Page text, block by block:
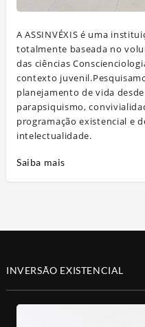
A ASSINVÉXIS é uma
totalmente baseada no
das ciências
contexto
planejamento de vida
parapsiquismo,
programação existencial e
intelectualidade.
Saiba mais
INVERSÃO EXISTENCIAL